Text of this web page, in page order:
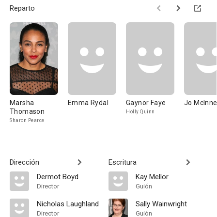
Reparto
Marsha
Thomason
Sharon Pearce
Emma Rydal Gaynor Faye
Holly Quinn
Jo
Dirección
Dermot Boyd
Director
Nicholas Laughland
Director
Escritura
Kay Mellor
Guión
Sally Wainwright
Guión